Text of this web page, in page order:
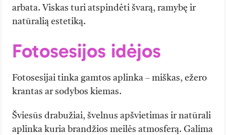
arbata. Viskas turi atspindėti švarą, ramybę ir
natūralią estetiką.
Fotosesijos idėjos
Fotosesijai tinka gamtos aplinka – miškas, ežero
krantas ar sodybos kiemas.
Šviesūs drabužiai, švelnus apšvietimas ir natūrali
aplinka kuria brandžios meilės atmosferą. Galima